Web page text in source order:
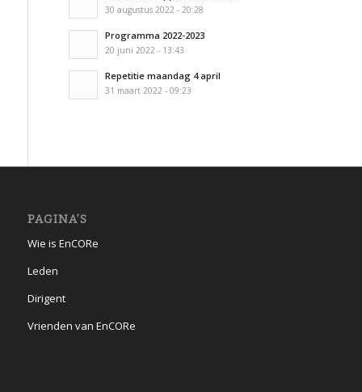
30 augustus 2022 - 20:28
Programma 2022-2023
20 juni 2022 - 13:43
Repetitie maandag 4 april
31 maart 2022 - 09:23
PAGINA’S
Wie is EnCORe
Leden
Dirigent
Vrienden van EnCORe